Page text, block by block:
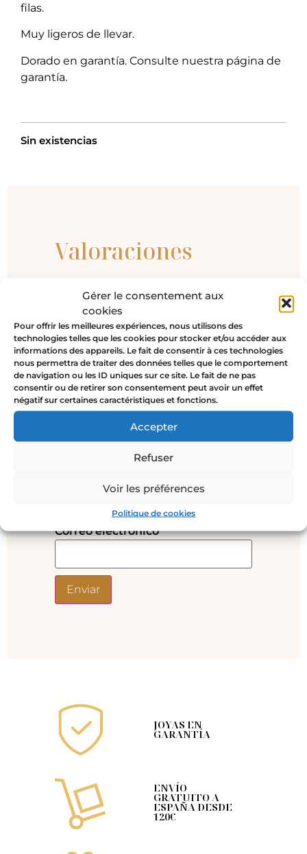
Gérer le consentement aux
cookies
Pour offrir les meilleures expériences, nous utilisons des
technologies telles que les cookies pour stocker et/ou accéder aux
informations des appareils. Le fait de consentir à ces technologies
nous permettra de traiter des données telles que le comportement
de navigation ou les ID uniques sur ce site. Le fait de ne pas
consentir ou de retirer son consentement peut avoir un effet
négatif sur certaines caractéristiques et fonctions.
Accepter
Refuser
Voir les préférences
Politique de cookies
filas.
Muy ligeros de llevar.
Dorado en garantía. Consulte nuestra página de
garantía.
Sin existencias
Valoraciones
Sé el primero en valorar “MIRÓ –
Pendientes de cadena de bolas”
Tu dirección de correo electrónico
no será publicada. Los campos
obligatorios están marcados con *
Tu valoración*
Correo electrónico*
JOYAS EN
GARANTÍA
ENVÍO
GRATUITO A
ESPAÑA DESDE
120€